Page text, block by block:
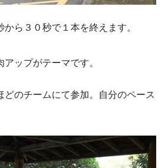
ら３０秒で１本を終えます。
ップがテーマです。
どのチームにて参加。自分のペース